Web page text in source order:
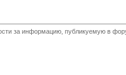
за информацию, публикуемую в